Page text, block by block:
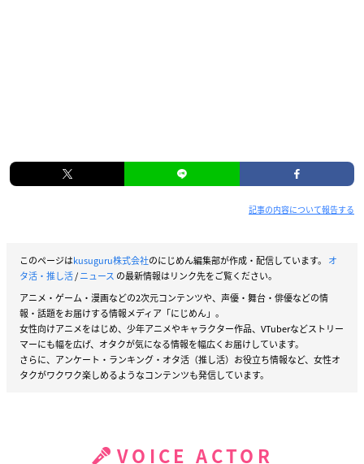
記事の内容について報告する
このページはkusuguru株式会社のにじめん編集部が作成・配信しています。 オ
タ活・推し活/ニュース の最新情報はリンク先をご覧ください。
アニメ・ゲーム・漫画などの2次元コンテンツや、声優・舞台・俳優などの情
報・話題をお届けする情報メディア「にじめん」。
女性向けアニメをはじめ、少年アニメやキャラクター作品、VTuberなどストリー
マーにも幅を広げ、オタクが気になる情報を幅広くお届けしています。
さらに、アンケート・ランキング・オタ活（推し活）お役立ち情報など、女性オ
タクがワクワク楽しめるようなコンテンツも発信しています。
VOICE ACTOR